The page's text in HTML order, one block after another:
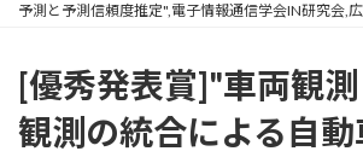
予測と予測信頼度推定",電子情報通信学会IN研究会,
[優秀発表賞]"車両観
観測の統合による自